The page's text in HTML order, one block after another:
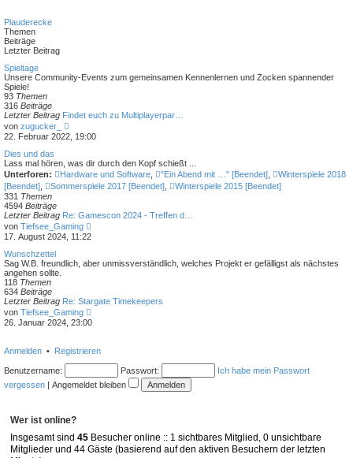
g
i
g
Plauderecke
Themen
Beiträge
Letzter Beitrag
Spieltage
Unsere Community-Events zum gemeinsamen Kennenlernen und Zocken spannender
Spiele!
93 Themen
316 Beiträge
Letzter Beitrag Findet euch zu Multiplayerpar…
von zugucker_
e
u
s
t
e
r
i
t
r
22. Februar 2022, 19:00
Dies und das
Lass mal hören, was dir durch den Kopf schießt ...
Unterforen:
Hardware und Software "Ein Abend mit …" [Beendet]
Winterspiele 2018
[Beendet]
Sommerspiele 2017 [Beendet]
Winterspiele 2015 [Beendet]
331 Themen
4594 Beiträge
Letzter Beitrag Re: Gamescon 2024 - Treffen d…
von Tiefsee_Gaming
e
u
s
B
e
i
t
g
17. August 2024, 11:22
Wunschzettel
Sag W.B. freundlich, aber unmissverständlich, welches Projekt er gefälligst als nächstes
angehen sollte.
118 Themen
634 Beiträge
Letzter Beitrag Re: Stargate Timekeepers
von Tiefsee_Gaming
e
u
s
t
e
r
B
a
g
26. Januar 2024, 23:00
Anmelden • Registrieren
Benutzername: Passwort:
Ich habe mein Passwort
vergessen | Angemeldet bleiben
Wer ist online?
Insgesamt sind 45 Besucher online :: 1 sichtbares Mitglied, 0 unsichtbare
Mitglieder und 44 Gäste (basierend auf den aktiven Besuchern der letzten